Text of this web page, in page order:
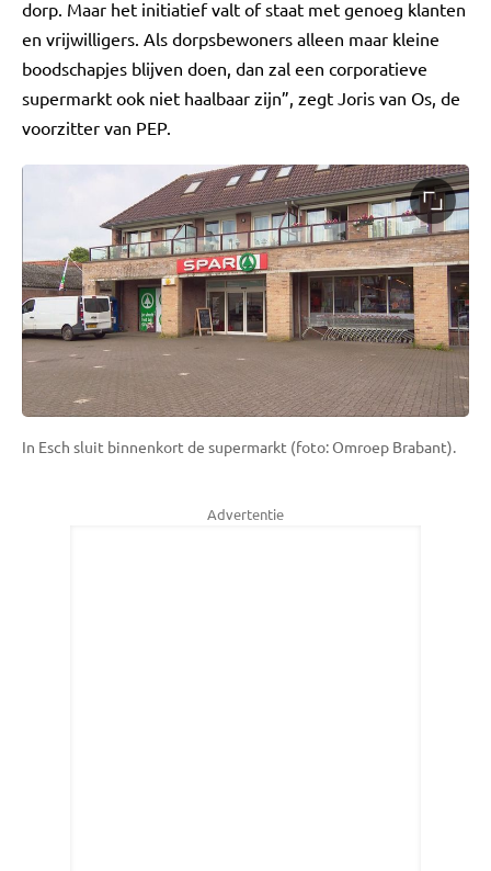
dorp. Maar het initiatief valt of staat met genoeg klanten
en vrijwilligers. Als dorpsbewoners alleen maar kleine
boodschapjes blijven doen, dan zal een corporatieve
supermarkt ook niet haalbaar zijn”, zegt Joris van Os, de
voorzitter van PEP.
In Esch sluit binnenkort de supermarkt (foto: Omroep Brabant).
Advertentie